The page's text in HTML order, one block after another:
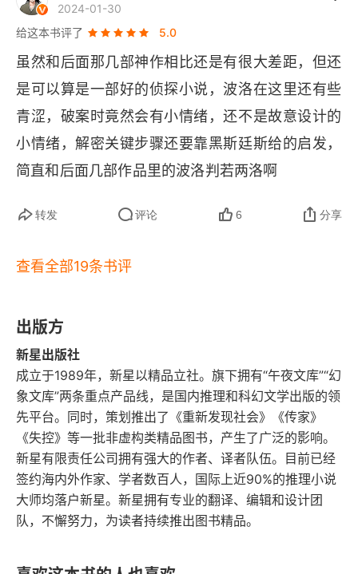
2024-01-30
给这本书评了
5.0
虽然和后面那几部神作相比还是有很大差距，但还
是可以算是一部好的侦探小说，波洛在这里还有些
青涩，破案时竟然会有小情绪，还不是故意设计的
小情绪，解密关键步骤还要靠黑斯廷斯给的启发，
简直和后面几部作品里的波洛判若两洛啊
转发 评论 6 分享
查看全部19条书评
出版方
新星出版社
成立于1989年，新星以精品立社。旗下拥有“午夜文库”“幻
象文库”两条重点产品线，是国内推理和科幻文学出版的领
先平台。同时，策划推出了《重新发现社会》《传家》
《失控》等一批非虚构类精品图书，产生了广泛的影响。
新星有限责任公司拥有强大的作者、译者队伍。目前已经
签约海内外作家、学者数百人，国际上近90%的推理小说
大师均落户新星。新星拥有专业的翻译、编辑和设计团
队，不懈努力，为读者持续推出图书精品。